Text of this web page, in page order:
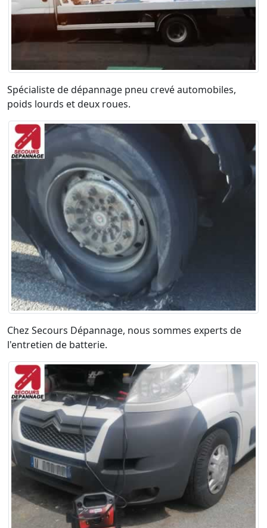
Spécialiste de dépannage pneu crevé automobiles,
poids lourds et deux roues.
Chez Secours Dépannage, nous sommes experts de
l'entretien de batterie.